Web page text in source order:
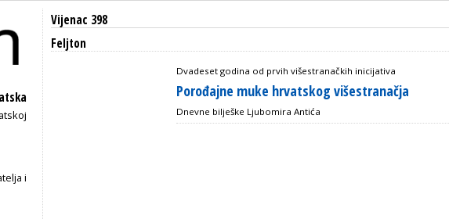
i
Vijenac 398
Feljton
Dvadeset godina od prvih višestranačkih inicijativa
Porođajne muke hrvatskog višestranačja
Dnevne bilješke Ljubomira Antića